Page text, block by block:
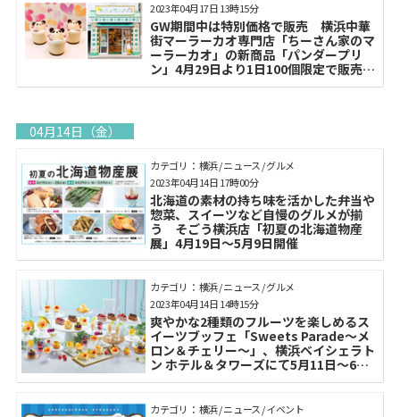
GW期間中は特別価格で販売 横浜中華
街マーラーカオ専門店「ちーさん家のマ
ーラーカオ」の新商品「パンダープリ
ン」4月29日より1日100個限定で販売開
始
2023年04月17日 13時15分
04月14日（金）
カテゴリ： 横浜 / ニュース / グルメ
北海道の素材の持ち味を活かした弁当や
惣菜、スイーツなど自慢のグルメが揃
う そごう横浜店「初夏の北海道物産
展」4月19日～5月9日開催
2023年04月14日 17時00分
カテゴリ： 横浜 / ニュース / グルメ
爽やかな2種類のフルーツを楽しめるス
イーツブッフェ「Sweets Parade～メ
ロン＆チェリー～」、横浜ベイシェラト
ン ホテル＆タワーズにて5月11日～6月
30日の木曜・金曜に開催
2023年04月14日 14時15分
カテゴリ： 横浜 / ニュース / イベント